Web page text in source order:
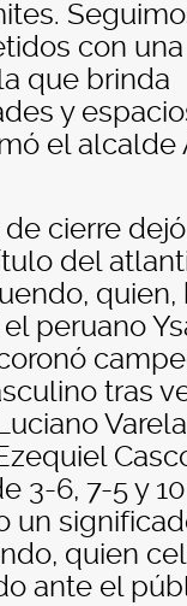
con una
que brinda
y
el alcalde
de cierre
del
peruano
tras
3-6, 7-5 y
un
quien
ante el